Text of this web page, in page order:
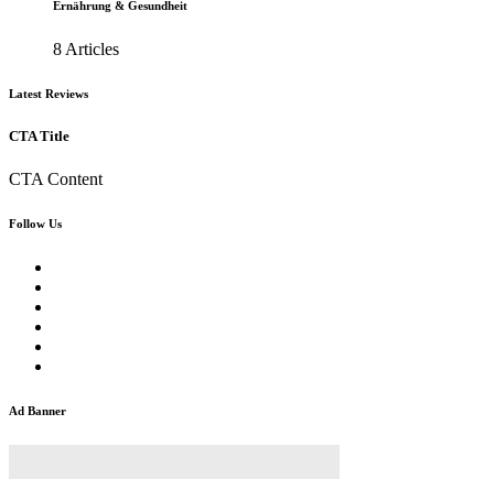
Ernährung & Gesundheit
8 Articles
Latest Reviews
CTA Title
CTA Content
Follow Us
Ad Banner